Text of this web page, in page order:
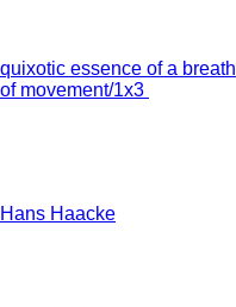
quixotic essence of a breath
of movement/1x3
Hans Haacke